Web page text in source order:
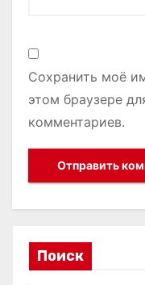
Сохранить моё
этом браузере
комментариев.
Поиск